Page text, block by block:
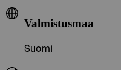
Valmistusmaa
Suomi